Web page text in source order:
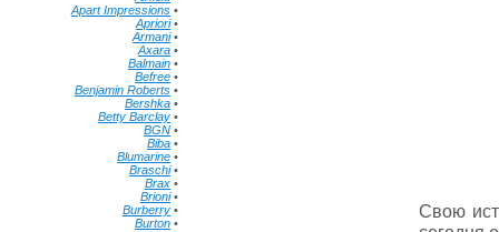
Свою
Apart Impressions •
Apriori•
Armani•
Axara •
Balmain •
Befree •
Benjamin Roberts •
Bershka •
Betty Barclay •
BGN •
Biba •
Blumarine •
Braschi•
Brax •
Brioni•
Burberry •
Burton •